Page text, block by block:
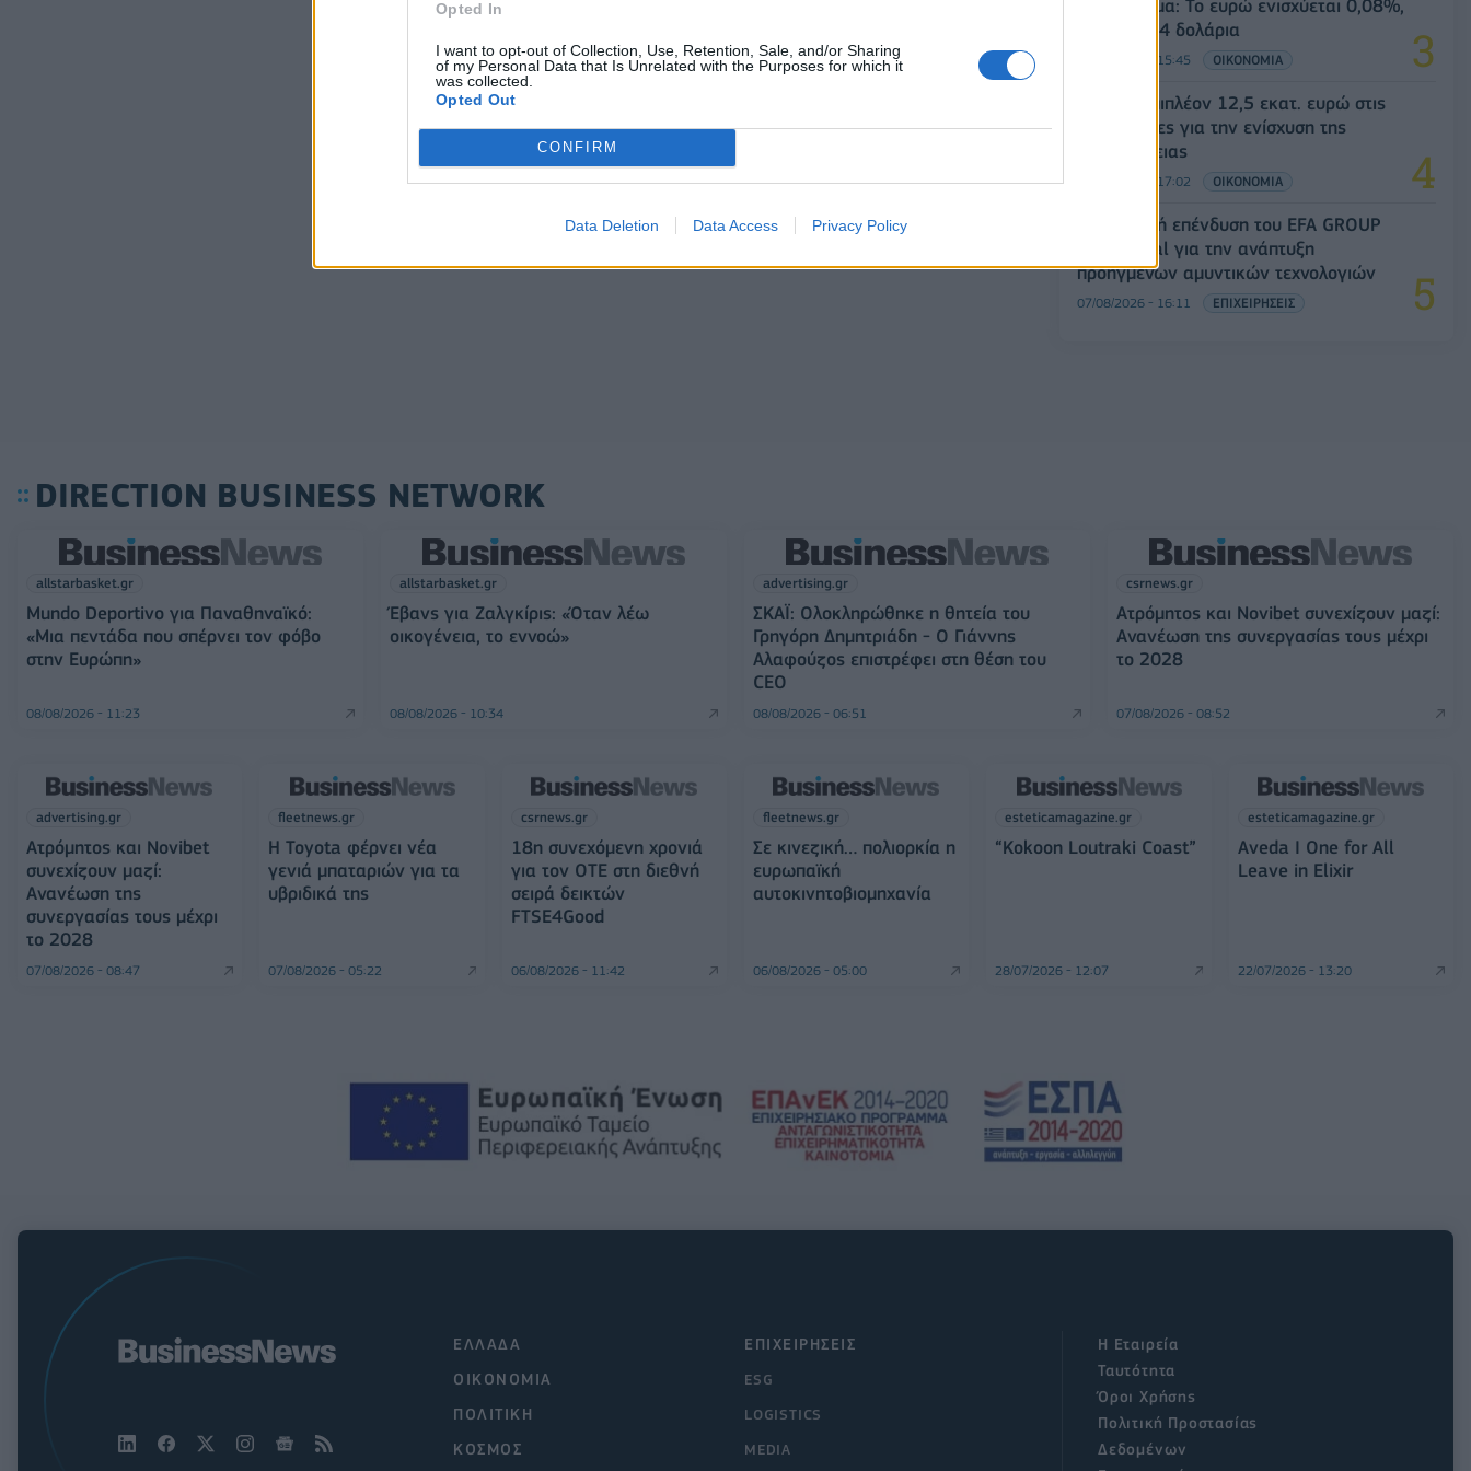
Opted In
I want to opt-out of Collection, Use, Retention, Sale, and/or Sharing
of my Personal Data that Is Unrelated with the Purposes for which it
was collected.
Opted Out
CONFIRM
Data Deletion Data Access Privacy Policy
Συνάλλαγμα: Το ευρώ ενισχύεται 0,08%,
στα 1,1534 δολάρια
07/08/2026 - 15:45 ΟΙΚΟΝΟΜΙΑ
ΥΠΑΑΤ: Επιπλέον 12,5 εκατ. ευρώ στις
Περιφέρειες για την ενίσχυση της
βιοασφάλειας
07/08/2026 - 17:02 ΟΙΚΟΝΟΜΙΑ
Στρατηγική επένδυση του EFA GROUP
στη Fractal για την ανάπτυξη
προηγμένων αμυντικών τεχνολογιών
07/08/2026 - 16:11 ΕΠΙΧΕΙΡΗΣΕΙΣ
DIRECTION BUSINESS NETWORK
allstarbasket.gr
Mundo Deportivo για Παναθηναϊκό:
«Μια πεντάδα που σπέρνει τον φόβο
στην Ευρώπη»
08/08/2026 - 11:23
allstarbasket.gr
Έβανς για Ζαλγκίρις: «Όταν λέω
οικογένεια, το εννοώ»
08/08/2026 - 10:34
advertising.gr
ΣΚΑΪ: Ολοκληρώθηκε η θητεία του
Γρηγόρη Δημητριάδη - Ο Γιάννης
Αλαφούζος επιστρέφει στη θέση του
CEO
08/08/2026 - 06:51
csrnews.gr
Ατρόμητος και Novibet συνεχίζουν μαζί:
Ανανέωση της συνεργασίας τους μέχρι
το 2028
07/08/2026 - 08:52
advertising.gr
Ατρόμητος και Novibet
συνεχίζουν μαζί:
Ανανέωση της
συνεργασίας τους μέχρι
το 2028
07/08/2026 - 08:47
fleetnews.gr
Η Toyota φέρνει νέα
γενιά μπαταριών για τα
υβριδικά της
07/08/2026 - 05:22
csrnews.gr
18η συνεχόμενη χρονιά
για τον ΟΤΕ στη διεθνή
σειρά δεικτών
FTSE4Good
06/08/2026 - 11:42
fleetnews.gr
Σε κινεζική… πολιορκία η
ευρωπαϊκή
αυτοκινητοβιομηχανία
06/08/2026 - 05:00
esteticamagazine.gr
“Kokoon Loutraki Coast”
28/07/2026 - 12:07
esteticamagazine.gr
Aveda I One for All
Leave in Elixir
22/07/2026 - 13:20
ΕΠΙΧΕΙΡΗΣΕΙΣ
ESG
LOGISTICS
MEDIA
ΕΛΛΑΔΑ
ΟΙΚΟΝΟΜΙΑ
ΠΟΛΙΤΙΚΗ
ΚΟΣΜΟΣ
Η Εταιρεία
Ταυτότητα
Όροι Χρήσης
Πολιτική Προστασίας
Δεδομένων